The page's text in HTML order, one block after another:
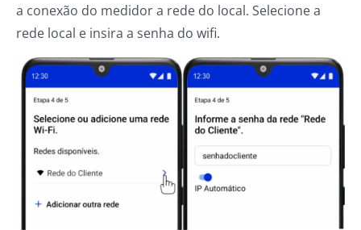
a conexão do medidor a rede do local. Selecione a
rede local e insira a senha do wifi.